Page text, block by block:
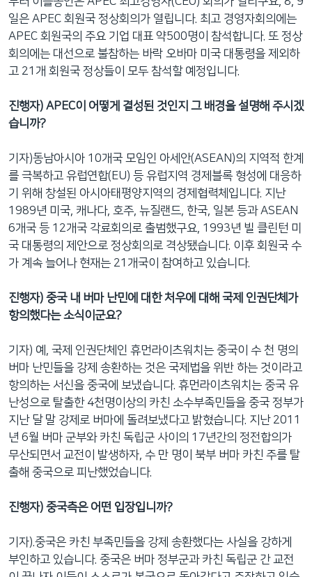
일은 APEC 회원국 정상회의가 열립니다. 최고 경영자회의에는
APEC 회원국의 주요 기업 대표 약500명이 참석합니다. 또 정상
회의에는 대선으로 불참하는 바락 오바마 미국 대통령을 제외하
고 21개 회원국 정상들이 모두 참석할 예정입니다.
진행자) APEC이 어떻게 결성된 것인지 그 배경을 설명해 주시겠
습니까?
기자)동남아시아 10개국 모임인 아세안(ASEAN)의 지역적 한계
를 극복하고 유럽연합(EU) 등 유럽지역 경제블록 형성에 대응하
기 위해 창설된 아시아태평양지역의 경제협력체입니다. 지난
1989년 미국, 캐나다, 호주, 뉴질랜드, 한국, 일본 등과 ASEAN
6개국 등 12개국 각료회의로 출범했구요, 1993년 빌 클린턴 미
국 대통령의 제안으로 정상회의로 격상됐습니다. 이후 회원국 수
가 계속 늘어나 현재는 21개국이 참여하고 있습니다.
진행자) 중국 내 버마 난민에 대한 처우에 대해 국제 인권단체가
항의했다는 소식이군요?
기자) 예, 국제 인권단체인 휴먼라이츠워치는 중국이 수 천 명의
버마 난민들을 강제 송환하는 것은 국제법을 위반 하는 것이라고
항의하는 서신을 중국에 보냈습니다. 휴먼라이츠워치는 중국 유
난성으로 탈출한 4천명이상의 카친 소수부족민들을 중국 정부가
지난 달 말 강제로 버마에 돌려보냈다고 밝혔습니다. 지난 2011
년 6월 버마 군부와 카친 독립군 사이의 17년간의 정전합의가
무산되면서 교전이 발생하자, 수 만 명이 북부 버마 카친 주를 탈
출해 중국으로 피난했었습니다.
진행자) 중국측은 어떤 입장입니까?
기자).중국은 카친 부족민들을 강제 송환했다는 사실을 강하게
부인하고 있습니다. 중국은 버마 정부군과 카친 독립군 간 교전